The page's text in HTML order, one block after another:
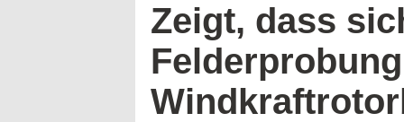
Zeigt, dass